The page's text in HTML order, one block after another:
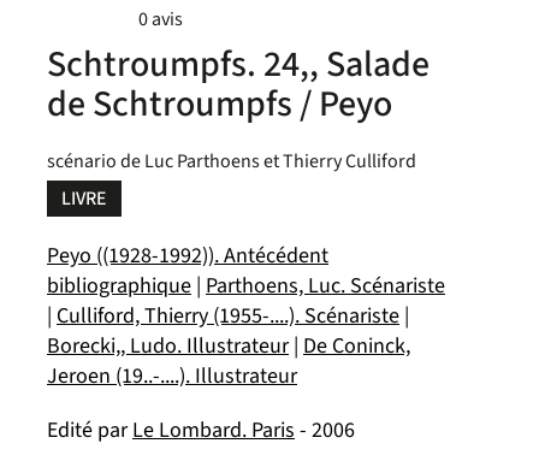
0avis
Schtroumpfs. 24,, Salade
de Schtroumpfs / Peyo
scénario de Luc Parthoens et Thierry Culliford
LIVRE
Peyo ((1928-1992)). Antécédent
bibliographique | Parthoens, Luc. Scénariste
| Culliford, Thierry (1955-....). Scénariste |
Borecki,, Ludo. Illustrateur| De Coninck,
Jeroen (19..-....). Illustrateur
Edité parLe Lombard. Paris - 2006